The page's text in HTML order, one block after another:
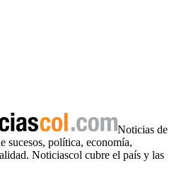
Noticias de
sucesos, política, economía,
Noticiascol cubre el país y las